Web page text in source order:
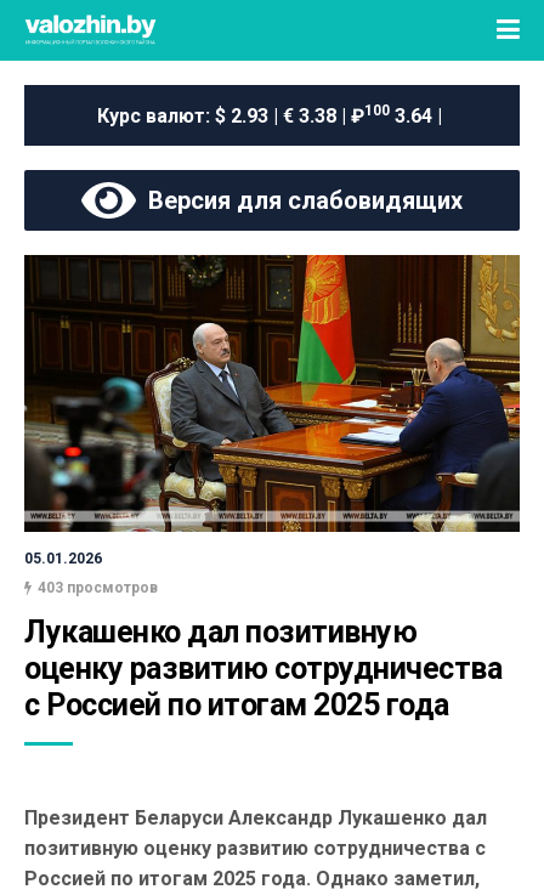
Курс валют: $ 2.93 | € 3.38 | ₽100 3.64 |
Версия для слабовидящих
05.01.2026
403 просмотров
Лукашенко дал позитивную
оценку развитию сотрудничества
с Россией по итогам 2025 года
Президент Беларуси Александр Лукашенко дал
позитивную оценку развитию сотрудничества с
Россией по итогам 2025 года. Однако заметил,